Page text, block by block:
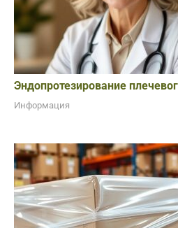
Эндопротезирование
Информация